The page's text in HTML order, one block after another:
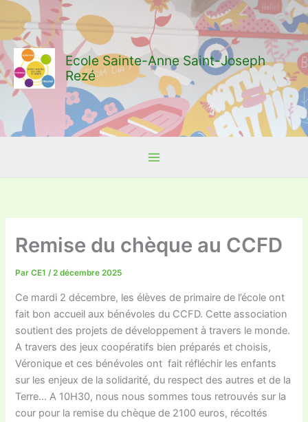
Aller
contenu
Ecole Sainte-Anne Saint-Joseph
Rezé
Remise du chèque au CCFD
ParCE1/2 décembre 2025
Ce mardi 2 décembre, les élèves de primaire de l’école ont
fait bon accueil aux bénévoles du CCFD. Cette association
soutient des projets de développement à travers le monde.
A travers des jeux coopératifs bien préparés et choisis,
Véronique et ces bénévoles ont fait réfléchir les enfants
sur les enjeux de la solidarité, du respect des autres et de la
Terre… A 10H30, nous nous sommes tous retrouvés sur la
cour pour la remise du chèque de 2100 euros, récoltés